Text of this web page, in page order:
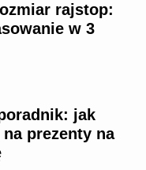
rajstop:
w 3
jak
prezenty na